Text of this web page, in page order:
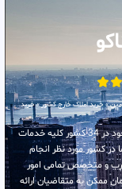
»خرید املاک خارج کشور»خرید
موسسه بین المللی ثبتا (Sabtta Group) با ایجاد شعب خود در 34 کشور کلیه خدمات
در کشور مورد نظر انجام
و متخصص تمامی امور
ممکن به متقاضیان ارائه